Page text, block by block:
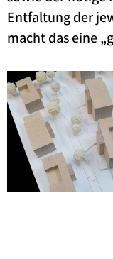
Entfaltung der
macht das eine